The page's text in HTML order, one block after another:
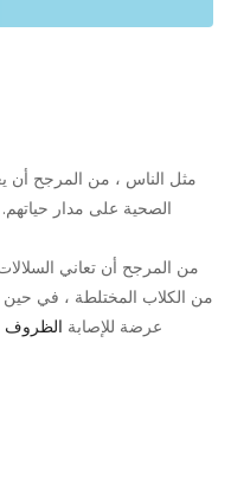
مثل الناس ، من المرجح أن
الصحية على مدار
من المرجح أن تعاني
من الكلاب المختلطة ، في
عرضة للإصابة الظروف